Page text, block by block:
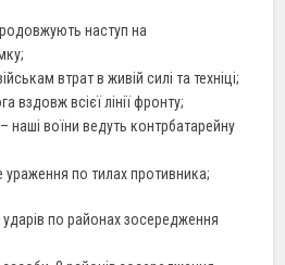
наступ на
втрат в живій силі та техніці;
вздовж всієї лінії фронту;
воїни ведуть контрбатарейну
по тилах противника;
по районах зосередження